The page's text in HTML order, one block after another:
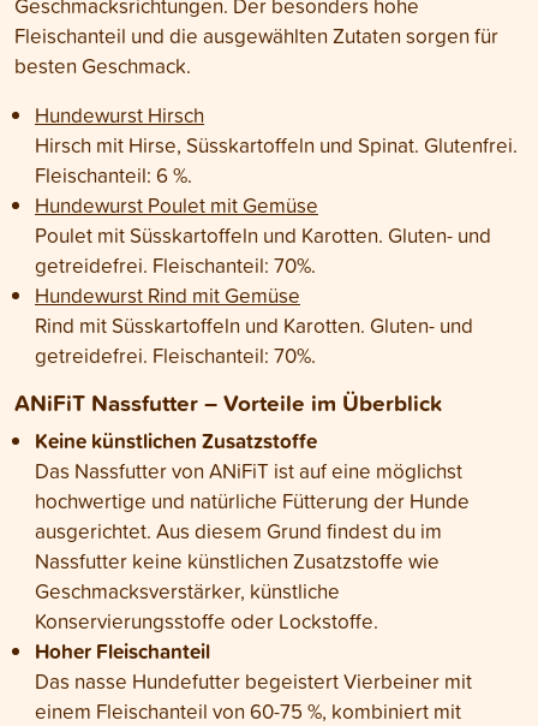
Fleischanteil und die ausgewählten Zutaten sorgen für
besten Geschmack.
Hundewurst Hirsch
Hirsch mit Hirse, Süsskartoffeln und Spinat. Glutenfrei.
Fleischanteil: 6 %.
Hundewurst Poulet mit Gemüse
Poulet mit Süsskartoffeln und Karotten. Gluten- und
getreidefrei. Fleischanteil: 70%.
Hundewurst Rind mit Gemüse
Rind mit Süsskartoffeln und Karotten. Gluten- und
getreidefrei. Fleischanteil: 70%.
ANiFiT Nassfutter – Vorteile im Überblick
Keine künstlichen Zusatzstoffe
Das Nassfutter von ANiFiT ist auf eine möglichst
hochwertige und natürliche Fütterung der Hunde
ausgerichtet. Aus diesem Grund findest du im
Nassfutter keine künstlichen Zusatzstoffe wie
Geschmacksverstärker, künstliche
Konservierungsstoffe oder Lockstoffe.
Hoher Fleischanteil
Das nasse Hundefutter begeistert Vierbeiner mit
einem Fleischanteil von 60-75 %, kombiniert mit